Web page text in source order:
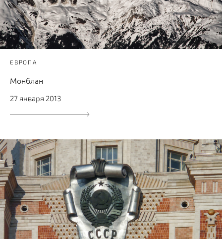
ЕВРОПА
Монблан
27 января 2013